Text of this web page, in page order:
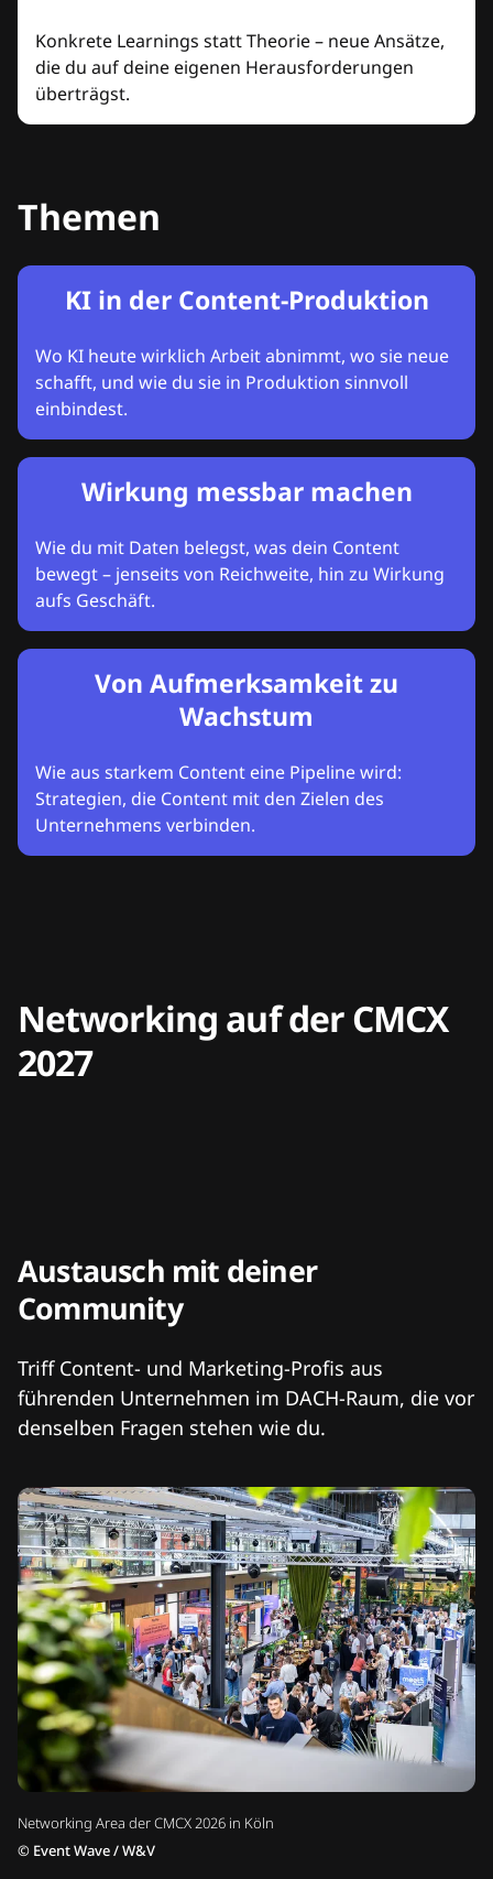
Konkrete Learnings statt Theorie – neue Ansätze,
die du auf deine eigenen Herausforderungen
überträgst.
Themen
KI in der Content-Produktion
Wo KI heute wirklich Arbeit abnimmt, wo sie neue
schafft, und wie du sie in Produktion sinnvoll
einbindest.
Wirkung messbar machen
Wie du mit Daten belegst, was dein Content
bewegt – jenseits von Reichweite, hin zu Wirkung
aufs Geschäft.
Von Aufmerksamkeit zu
Wachstum
Wie aus starkem Content eine Pipeline wird:
Strategien, die Content mit den Zielen des
Unternehmens verbinden.
Networking auf der CMCX
2027
Networking Area der CMCX 2026 in Köln
© Event Wave / W&V
Austausch mit deiner
Community
Triff Content- und Marketing-Profis aus
führenden Unternehmen im DACH-Raum, die vor
denselben Fragen stehen wie du.